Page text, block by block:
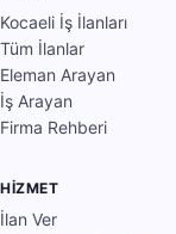
Kocaeli İş İlanları
Tüm İlanlar
Eleman Arayan
İş Arayan
Firma Rehberi
HIZMET
İlan Ver